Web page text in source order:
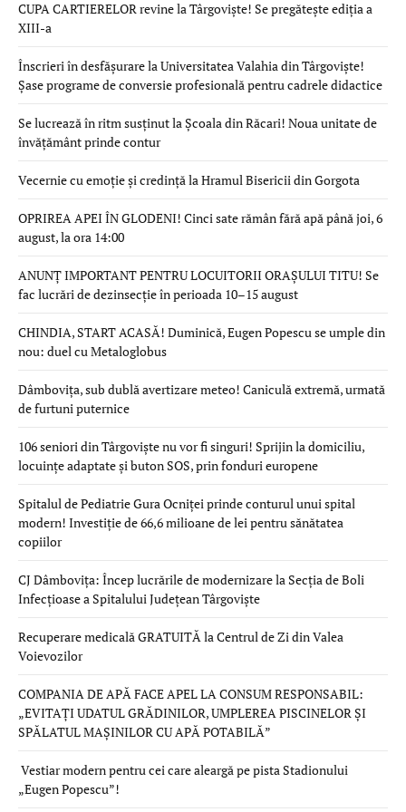
CUPA CARTIERELOR revine la Târgoviște! Se pregătește ediția a
XIII-a
Înscrieri în desfășurare la Universitatea Valahia din Târgoviște!
Șase programe de conversie profesională pentru cadrele didactice
Se lucrează în ritm susținut la Școala din Răcari! Noua unitate de
învățământ prinde contur
Vecernie cu emoție și credință la Hramul Bisericii din Gorgota
OPRIREA APEI ÎN GLODENI! Cinci sate rămân fără apă până joi, 6
august, la ora 14:00
ANUNȚ IMPORTANT PENTRU LOCUITORII ORAȘULUI TITU! Se
fac lucrări de dezinsecție în perioada 10–15 august
CHINDIA, START ACASĂ! Duminică, Eugen Popescu se umple din
nou: duel cu Metaloglobus
Dâmbovița, sub dublă avertizare meteo! Caniculă extremă, urmată
de furtuni puternice
106 seniori din Târgoviște nu vor fi singuri! Sprijin la domiciliu,
locuințe adaptate și buton SOS, prin fonduri europene
Spitalul de Pediatrie Gura Ocniței prinde conturul unui spital
modern! Investiție de 66,6 milioane de lei pentru sănătatea
copiilor
CJ Dâmbovița: Încep lucrările de modernizare la Secția de Boli
Infecțioase a Spitalului Județean Târgoviște
Recuperare medicală GRATUITĂ la Centrul de Zi din Valea
Voievozilor
COMPANIA DE APĂ FACE APEL LA CONSUM RESPONSABIL:
„EVITAȚI UDATUL GRĂDINILOR, UMPLEREA PISCINELOR ȘI
SPĂLATUL MAȘINILOR CU APĂ POTABILĂ”
Vestiar modern pentru cei care aleargă pe pista Stadionului
„Eugen Popescu”!